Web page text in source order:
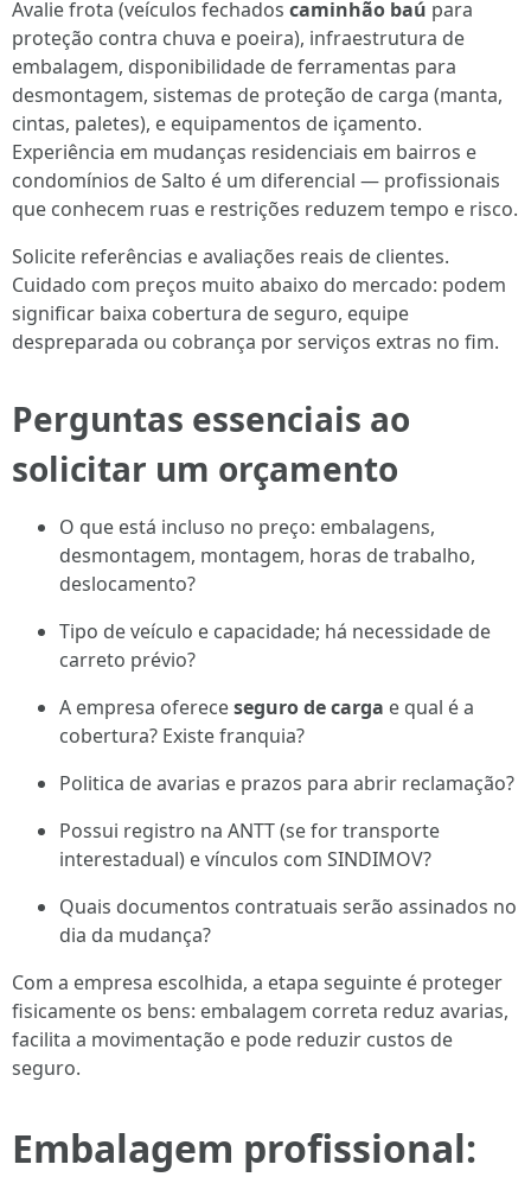
Avalie frota (veículos fechados caminhão baú para
proteção contra chuva e poeira), infraestrutura de
embalagem, disponibilidade de ferramentas para
desmontagem, sistemas de proteção de carga (manta,
cintas, paletes), e equipamentos de içamento.
Experiência em mudanças residenciais em bairros e
condomínios de Salto é um diferencial — profissionais
que conhecem ruas e restrições reduzem tempo e risco.
Solicite referências e avaliações reais de clientes.
Cuidado com preços muito abaixo do mercado: podem
significar baixa cobertura de seguro, equipe
despreparada ou cobrança por serviços extras no fim.
Perguntas essenciais ao
solicitar um orçamento
O que está incluso no preço: embalagens,
desmontagem, montagem, horas de trabalho,
deslocamento?
Tipo de veículo e capacidade; há necessidade de
carreto prévio?
A empresa ofereceseguro de carga e qual é a
cobertura? Existe franquia?
Politica de avarias e prazos para abrir reclamação?
Possui registro na ANTT (se for transporte
interestadual) e vínculos com SINDIMOV?
Quais documentos contratuais serão assinados no
dia da mudança?
Com a empresa escolhida, a etapa seguinte é proteger
fisicamente os bens: embalagem correta reduz avarias,
facilita a movimentação e pode reduzir custos de
seguro.
Embalagem profissional: